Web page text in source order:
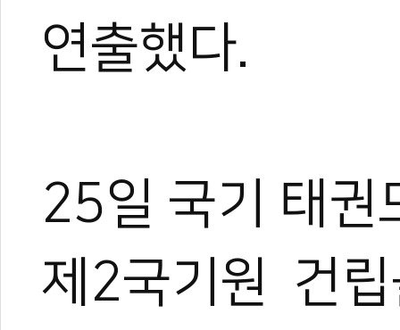
연출했다.
25일 국기 태권
제2국기원 건